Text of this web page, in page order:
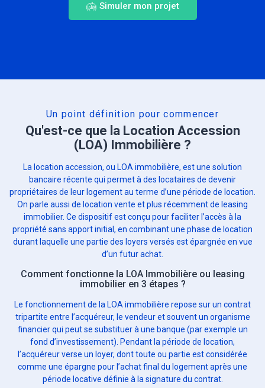
Simuler mon projet
Un point définition pour commencer
Qu'est-ce que la Location Accession
(LOA) Immobilière ?
La location accession, ou LOA immobilière, est une solution
bancaire récente qui permet à des locataires de devenir
propriétaires de leur logement au terme d’une période de location.
On parle aussi de location vente et plus récemment de leasing
immobilier. Ce dispositif est conçu pour faciliter l’accès à la
propriété sans apport initial, en combinant une phase de location
durant laquelle une partie des loyers versés est épargnée en vue
d’un futur achat.
Comment fonctionne la LOA Immobilière ou leasing
immobilier en 3 étapes ?
Le fonctionnement de la LOA immobilière repose sur un contrat
tripartite entre l’acquéreur, le vendeur et souvent un organisme
financier qui peut se substituer à une banque (par exemple un
fond d’investissement). Pendant la période de location,
l’acquéreur verse un loyer, dont toute ou partie est considérée
comme une épargne pour l’achat final du logement après une
période locative définie à la signature du contrat.